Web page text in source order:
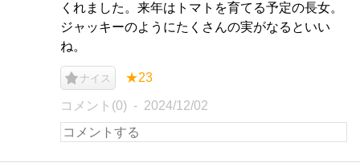
くれました。来年はトマトを育てる予定の長女。
ジャッキーのようにたくさんの実がなるといい
ね。
ナイス ★23
コメント(0) 2024/12/02